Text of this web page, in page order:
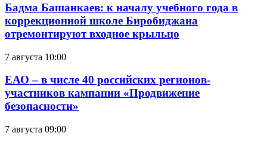
Бадма Башанкаев: к началу учебного года в
коррекционной школе Биробиджана
отремонтируют входное крыльцо
7 августа 10:00
ЕАО – в числе 40 российских регионов-
участников кампании «Продвижение
безопасности»
7 августа 09:00